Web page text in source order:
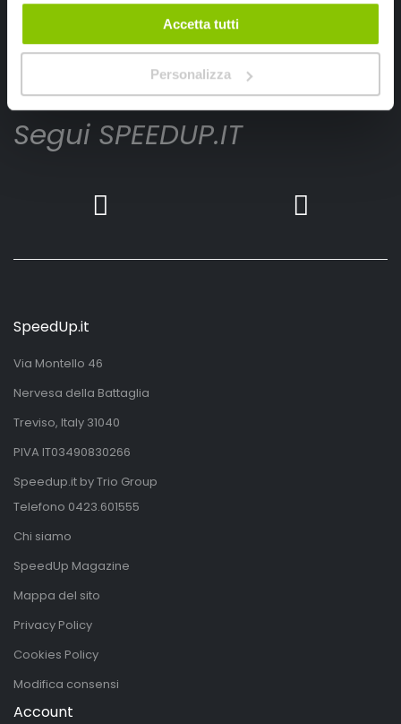
Accetta tutti
Personalizza
Ho letto e accettato il documento
Iscrivimi
Segui SPEEDUP.IT
SpeedUp.it
Via Montello 46
Nervesa della Battaglia
Treviso, Italy 31040
PIVA IT03490830266
Speedup.it by Trio Group
Telefono 0423.601555
Chi siamo
SpeedUp Magazine
Mappa del sito
Privacy Policy
Cookies Policy
Modifica consensi
Account